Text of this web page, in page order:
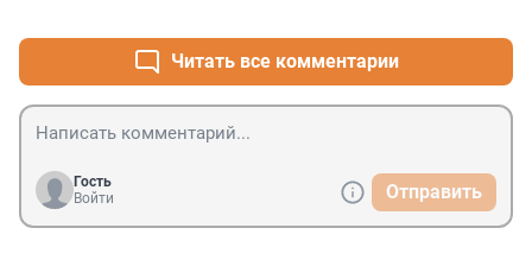
Читать все комментарии
Гость
Войти
Отправить